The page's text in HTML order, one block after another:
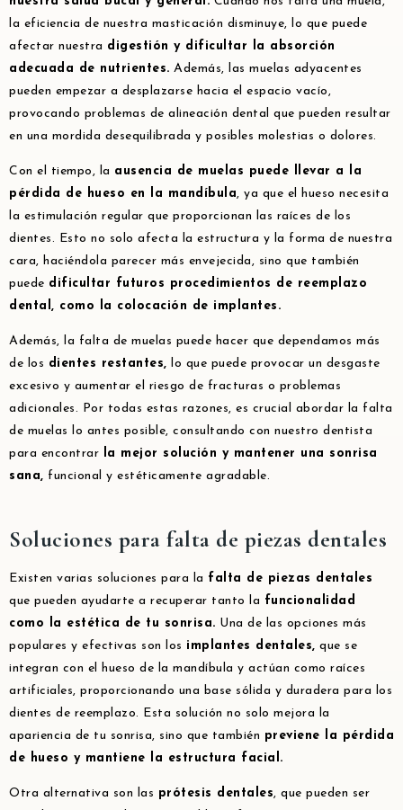
la eficiencia de nuestra masticación disminuye, lo que puede
afectar nuestra digestión y dificultar la absorción
adecuada de nutrientes. Además, las muelas adyacentes
pueden empezar a desplazarse hacia el espacio vacío,
provocando problemas de alineación dental que pueden resultar
en una mordida desequilibrada y posibles molestias o dolores.
Con el tiempo, la ausencia de muelas puede llevar a la
pérdida de hueso en la mandíbula, ya que el hueso necesita
la estimulación regular que proporcionan las raíces de los
dientes. Esto no solo afecta la estructura y la forma de nuestra
cara, haciéndola parecer más envejecida, sino que también
puede dificultar futuros procedimientos de reemplazo
dental, como la colocación de implantes.
Además, la falta de muelas puede hacer que dependamos más
de los dientes restantes, lo que puede provocar un desgaste
excesivo y aumentar el riesgo de fracturas o problemas
adicionales. Por todas estas razones, es crucial abordar la falta
de muelas lo antes posible, consultando con nuestro dentista
para encontrar la mejor solución y mantener una sonrisa
sana, funcional y estéticamente agradable.
Soluciones para falta de piezas dentales
Existen varias soluciones para la falta de piezas dentales
que pueden ayudarte a recuperar tanto la funcionalidad
como la estética de tu sonrisa. Una de las opciones más
populares y efectivas son los implantes dentales, que se
integran con el hueso de la mandíbula y actúan como raíces
artificiales, proporcionando una base sólida y duradera para los
dientes de reemplazo. Esta solución no solo mejora la
apariencia de tu sonrisa, sino que también previene la pérdida
de hueso y mantiene la estructura facial.
Otra alternativa son las prótesis dentales, que pueden ser